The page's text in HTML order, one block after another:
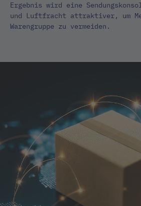
Ergebnis wird eine
und Luftfracht attraktiver, um
Warengruppe zu vermeiden.